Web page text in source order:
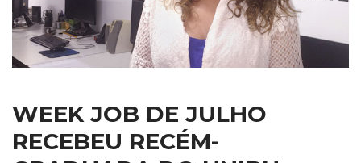
WEEK JOB DE JULHO
RECEBEU RECÉM-